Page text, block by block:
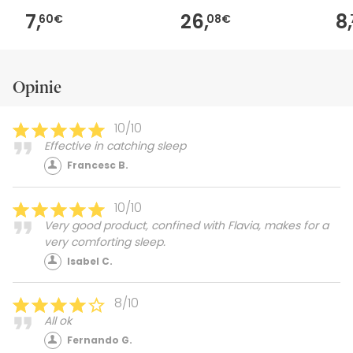
7,60€ 26,08€ 8,
Opinie
10/10
Effective in catching sleep
Francesc B.
10/10
Very good product, confined with Flavia, makes for a
very comforting sleep.
Isabel C.
8/10
All ok
Fernando G.